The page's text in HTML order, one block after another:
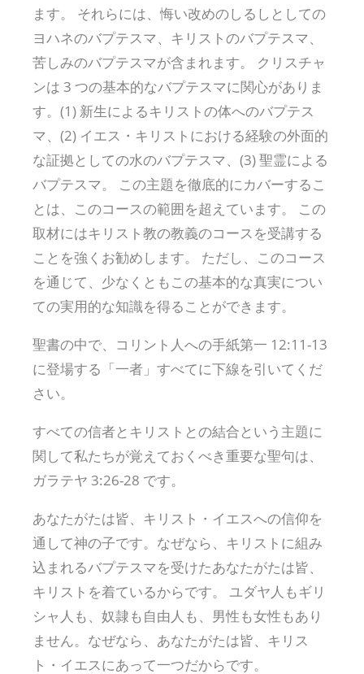
ます。 それらには、悔い改めのしるしとしての
ヨハネのバプテスマ、キリストのバプテスマ、
苦しみのバプテスマが含まれます。 クリスチャ
ンは 3 つの基本的なバプテスマに関心がありま
す。(1) 新生によるキリストの体へのバプテス
マ、(2) イエス・キリストにおける経験の外面的
な証拠としての水のバプテスマ、(3) 聖霊による
バプテスマ。 この主題を徹底的にカバーするこ
とは、このコースの範囲を超えています。 この
取材にはキリスト教の教義のコースを受講する
ことを強くお勧めします。 ただし、このコース
を通じて、少なくともこの基本的な真実につい
ての実用的な知識を得ることができます。
聖書の中で、コリント人への手紙第一 12:11-13
に登場する「一者」すべてに下線を引いてくだ
さい。
すべての信者とキリストとの結合という主題に
関して私たちが覚えておくべき重要な聖句は、
ガラテヤ 3:26-28 です。
あなたがたは皆、キリスト・イエスへの信仰を
通して神の子です。なぜなら、キリストに組み
込まれるバプテスマを受けたあなたがたは皆、
キリストを着ているからです。 ユダヤ人もギリ
シャ人も、奴隷も自由人も、男性も女性もあり
ません。なぜなら、あなたがたは皆、キリス
ト・イエスにあって一つだからです。